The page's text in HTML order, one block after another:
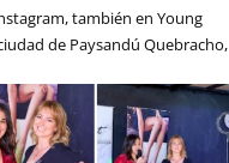
también en Young
de Paysandú Quebracho,